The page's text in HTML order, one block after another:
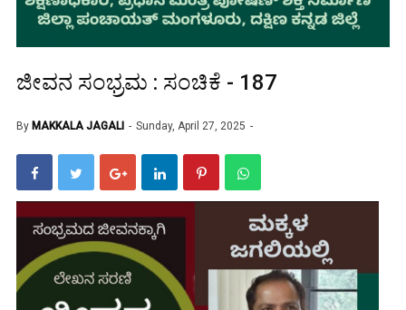
ಜೀವನ ಸಂಭ್ರಮ : ಸಂಚಿಕೆ - 187
By MAKKALA JAGALI Sunday, April 27, 2025